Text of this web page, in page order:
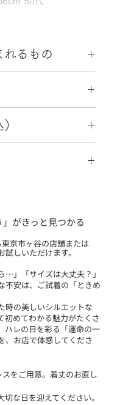
れるもの
」がきっと見つかる
東京市ヶ谷の店舗または
しいただけます。
…」「サイズは大丈夫？」
不安は、ご試着の「ときめ
時の美しいシルエットな
初めてわかる魅力がたくさ
ハレの日を彩る「運命の一
、お店で体感してくださ
をご用意。​着丈のお直し
な日を迎えてください。